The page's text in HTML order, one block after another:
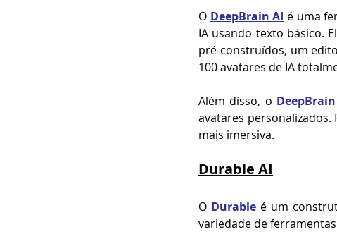
O DeepBrain AI é uma
IA usando texto básico.
pré-construídos, um
100 avatares de IA
Além disso, o
avatares
mais imersiva.
Durable AI
O Durable é um
variedade de